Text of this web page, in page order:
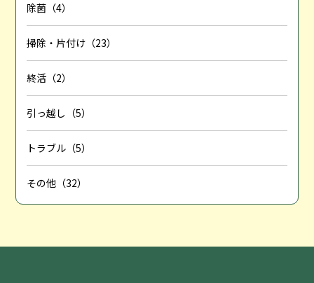
除菌（4）
掃除・片付け（23）
終活（2）
引っ越し（5）
トラブル（5）
その他（32）